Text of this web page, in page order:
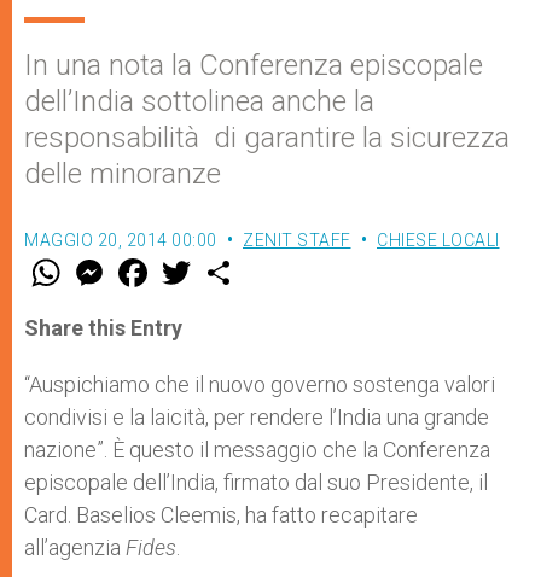
In una nota la Conferenza episcopale
dell’India sottolinea anche la
responsabilità di garantire la sicurezza
delle minoranze
MAGGIO 20, 2014 00:00 ZENIT STAFF CHIESE LOCALI
W
t
s
p
p
M
e
s
e
g
e
r
F
a
e
b
o
k
w
r
Share this Entry
“Auspichiamo che il nuovo governo sostenga valori
condivisi e la laicità, per rendere l’India una grande
nazione”. È questo il messaggio che la Conferenza
episcopale dell’India, firmato dal suo Presidente, il
Card. Baselios Cleemis, ha fatto recapitare
all’agenzia Fides